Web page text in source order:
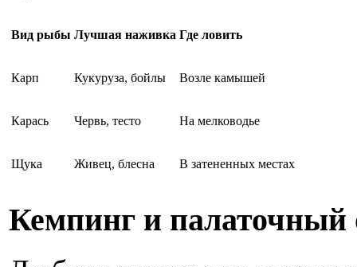
Вид рыбы Лучшая наживка Где ловить
Карп Кукуруза, бойлы Возле камышей
Карась Червь, тесто На мелководье
Щука Живец, блесна В затененных местах
Кемпинг и палаточный